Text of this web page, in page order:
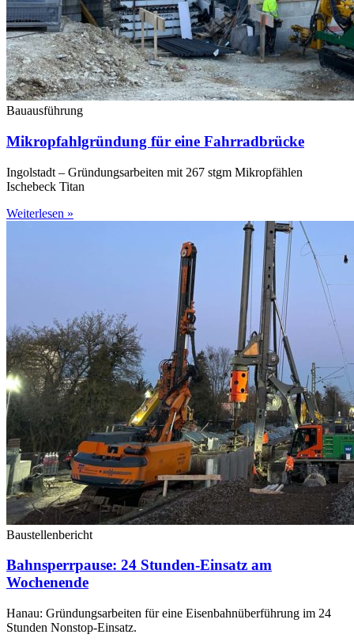
Bauausführung
Mikropfahlgründung für eine Fahrradbrücke
Ingolstadt – Gründungsarbeiten mit 267 stgm Mikropfählen
Ischebeck Titan
Weiterlesen »
Baustellenbericht
Bahnsperrpause: 24 Stunden-Einsatz am
Wochenende
Hanau: Gründungsarbeiten für eine Eisenbahnüberführung im 24
Stunden Nonstop-Einsatz.